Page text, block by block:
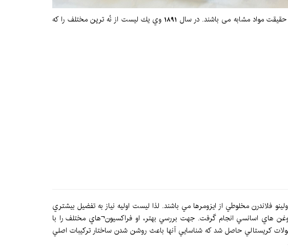
در سال 1884 طي اولين مقاله در اين زمينه وي عنوان كرد، ترپن¬های گوناگون كه تحت نام هاي متفاوت گفته می¬شود، در حقيقت مواد مشابه می باشند. در سال 1891 وي يك ليست از نُه ترپن مختلف را كه
فلاندرن مخلوطي از ايزومرها مي باشند. لذا ليست اوليه نياز به تفضيل بيشتري
هاي اسانسي انجام گرفت. جهت بررسي بهتر، او فراكسيون¬هاي مختلف را با
كريستالي حاصل شد كه شناسايي آنها باعث روشن شدن ساختار تركيبات اصلي